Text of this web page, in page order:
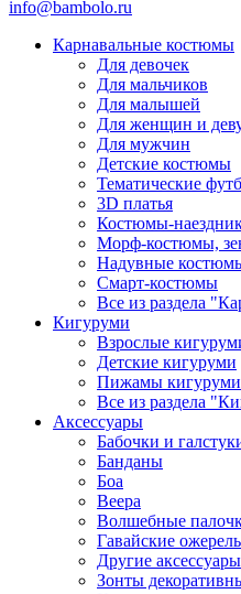
info@bambolo.ru
Карнавальные костюмы
Для девочек
Для мальчиков
Для малышей
Для женщин и
Для мужчин
Детские костюмы
Тематические
3D платья
Костюмы-
Морф-костюмы,
Надувные
Смарт-костюмы
Все из раздела
Кигуруми
Взрослые
Детские кигуруми
Пижамы кигуруми
Все из раздела
Аксессуары
Бабочки и
Банданы
Боа
Веера
Волшебные
Гавайские
Другие аксессуары
Зонты